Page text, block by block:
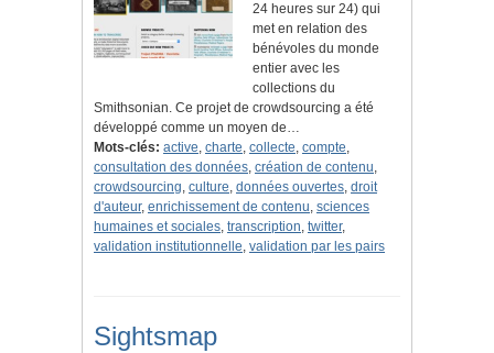
24 heures sur 24) qui
met en relation des
bénévoles du monde
entier avec les
collections du
Smithsonian. Ce projet de crowdsourcing a été
développé comme un moyen de…
Mots-clés: active, charte, collecte, compte,
consultation des données, création de contenu,
crowdsourcing, culture, données ouvertes, droit
d'auteur, enrichissement de contenu, sciences
humaines et sociales, transcription, twitter,
validation institutionnelle, validation par les pairs
Sightsmap